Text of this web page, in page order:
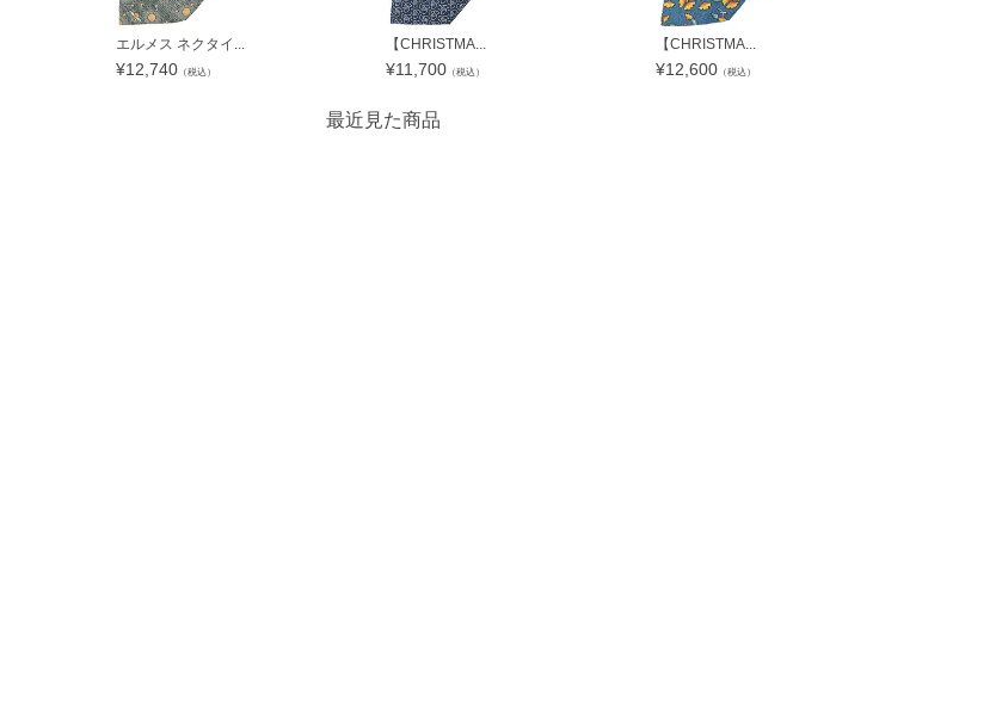
エルメス ネクタイ...
¥12,740 （税込）
【CHRISTMA...
¥11,700 （税込）
【CHRISTMA...
¥12,600 （税込）
最近見た商品